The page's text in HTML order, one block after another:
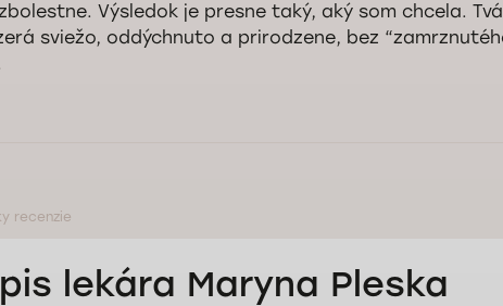
Výsledok je presne taký, aký som chcela.
sviežo, oddýchnuto a prirodzene, bez
recenzie
lekára Maryna Pleska